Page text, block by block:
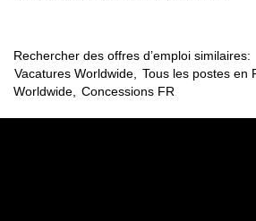
Rechercher des offres d’emploi similaires:
Vacatures Worldwide, Tous les postes en
Worldwide, Concessions FR